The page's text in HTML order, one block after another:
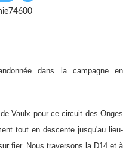
dans la campagne en
Vaulx pour ce circuit des Onges
tout en descente jusqu'au lieu-
fier. Nous traversons la D14 et à